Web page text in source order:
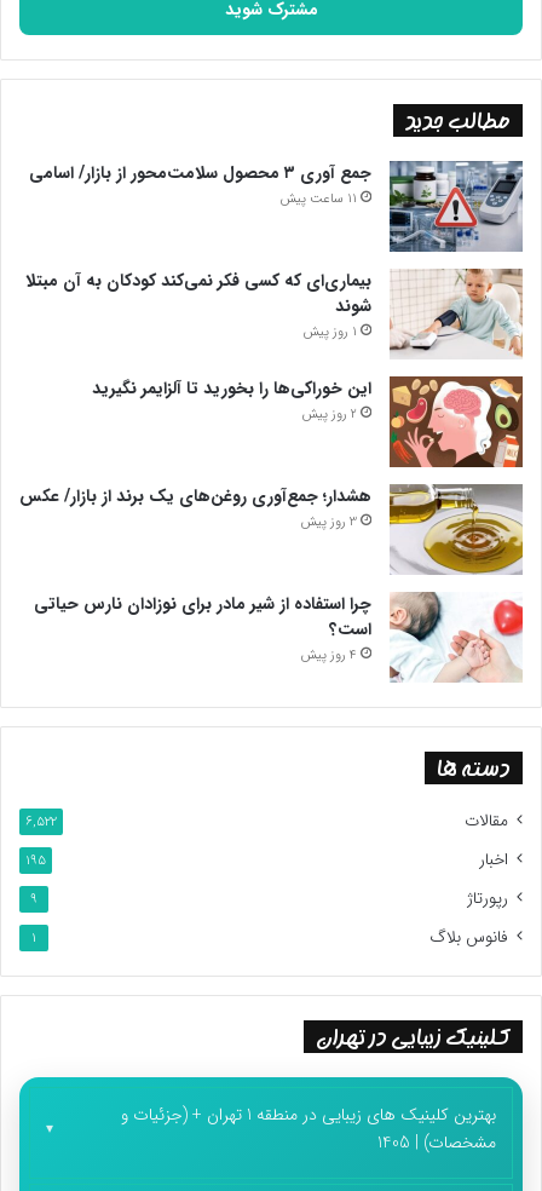
وارد
کنید
مطالب جدید
جمع آوری ۳ محصول سلامت‌محور از بازار/ اسامی
11 ساعت پیش
بیماری‌ای که کسی فکر نمی‌کند کودکان به آن مبتلا
شوند
1 روز پیش
این خوراکی‌ها را بخورید تا آلزایمر نگیرید
2 روز پیش
هشدار؛ جمع‌آوری روغن‌های یک برند از بازار/ عکس
3 روز پیش
چرا استفاده از شیر مادر برای نوزادان نارس حیاتی
است؟
4 روز پیش
دسته ها
مقالات 6,522
اخبار 195
رپورتاژ 9
فانوس بلاگ 1
کلینیک زیبایی در تهران
بهترین کلینیک های زیبایی در منطقه 1 تهران + (جزئیات و
مشخصات) | 1405